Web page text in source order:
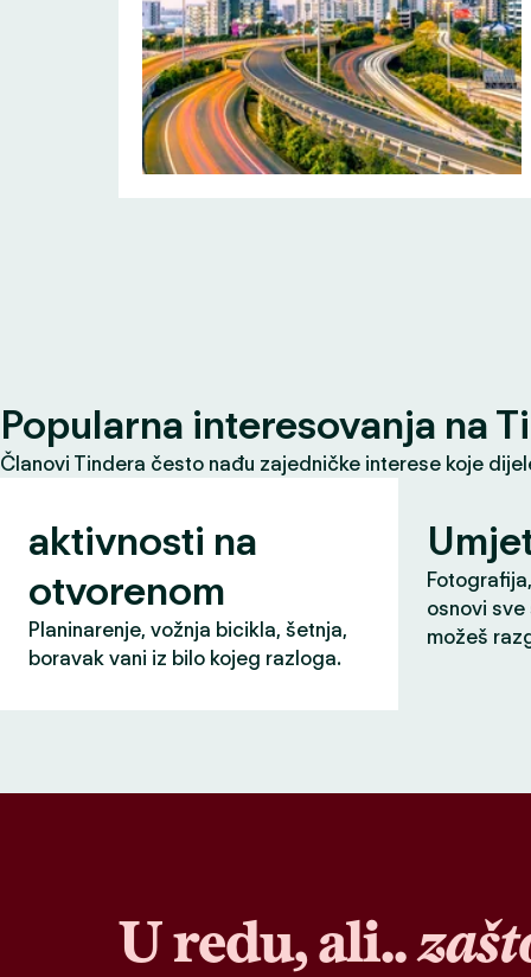
Popularna interesovanja na
Članovi Tindera često nađu zajedničke interese koje
aktivnosti na
otvorenom
Planinarenje, vožnja bicikla, šetnja,
boravak vani iz bilo kojeg razloga.
osnovi
možeš
U redu, ali..